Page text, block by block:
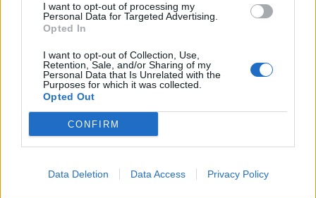
I want to opt-out of processing my
Personal Data for Targeted Advertising.
Opted In
I want to opt-out of Collection, Use,
Retention, Sale, and/or Sharing of my
Personal Data that Is Unrelated with the
Purposes for which it was collected.
Opted Out
CONFIRM
Data Deletion Data Access Privacy Policy